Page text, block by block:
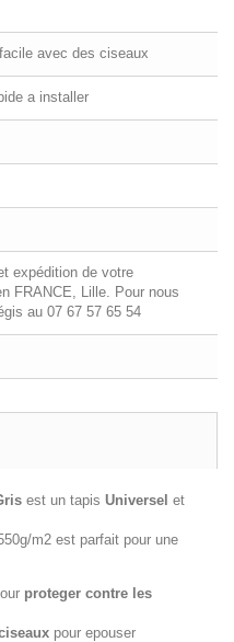
avec des ciseaux
a installer
expédition de votre
FRANCE, Lille. Pour nous
au 07 67 57 65 54
est un tapis Universel et
m2 est parfait pour une
proteger contre les
pour epouser